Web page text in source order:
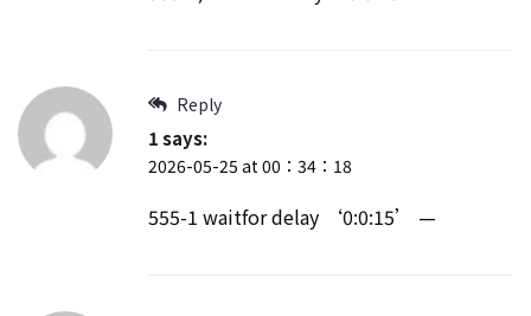
Reply
1says:
2026-05-25 at 00：34：18
555-1 waitfor delay ‘0:0:15’ —